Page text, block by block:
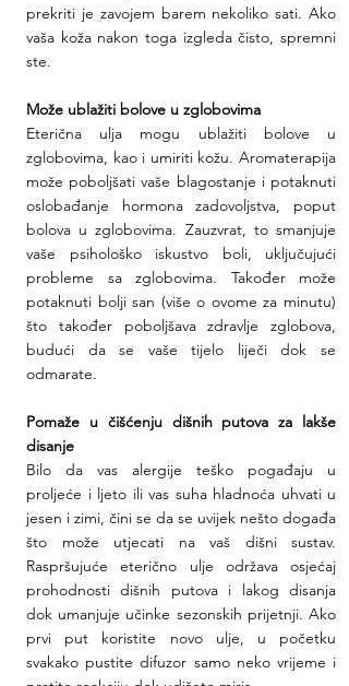
prekriti je zavojem barem nekoliko sati. Ako
vaša koža nakon toga izgleda čisto, spremni
ste.
Može ublažiti bolove u zglobovima
Eterična ulja mogu ublažiti bolove u
zglobovima, kao i umiriti kožu. Aromaterapija
može poboljšati vaše blagostanje i potaknuti
oslobađanje hormona zadovoljstva, poput
bolova u zglobovima. Zauzvrat, to smanjuje
vaše psihološko iskustvo boli, uključujući
probleme sa zglobovima. Također može
potaknuti bolji san (više o ovome za minutu)
što također poboljšava zdravlje zglobova,
budući da se vaše tijelo liječi dok se
odmarate.
Pomaže u čišćenju dišnih putova za lakše
disanje
Bilo da vas alergije teško pogađaju u
proljeće i ljeto ili vas suha hladnoća uhvati u
jesen i zimi, čini se da se uvijek nešto događa
što može utjecati na vaš dišni sustav.
Raspršujuće eterično ulje održava osjećaj
prohodnosti dišnih putova i lakog disanja
dok umanjuje učinke sezonskih prijetnji. Ako
prvi put koristite novo ulje, u početku
svakako pustite difuzor samo neko vrijeme i